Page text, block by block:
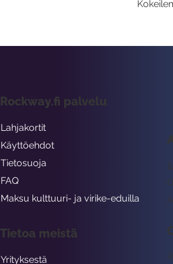
Rockway.fi palvelu
Lahjakortit
Käyttöehdot
Tietosuoja
FAQ
Maksu kulttuuri- ja virike-eduilla
Tietoa meistä
Yrityksestä